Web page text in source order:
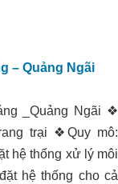
– Quảng Ngãi
_Quảng Ngãi ❖
trại ❖Quy mô:
hệ thống xử lý môi
hệ thống cho cả